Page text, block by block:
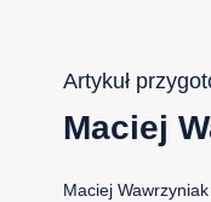
Artykuł
Maciej
Maciej